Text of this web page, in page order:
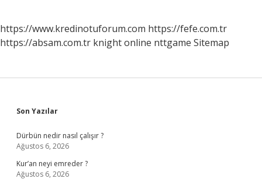
https://www.kredinotuforum.com https://fefe.com.tr
https://absam.com.tr knight online nttgame Sitemap
Sidebar
Son Yazılar
Dürbün nedir nasıl çalışır ?
Ağustos 6, 2026
Kur’an neyi emreder ?
Ağustos 6, 2026